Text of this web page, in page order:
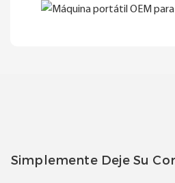
Simplemente Deje Su